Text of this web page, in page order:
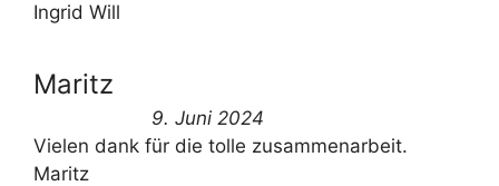
Ingrid Will
Maritz
9. Juni 2024
Vielen dank für die tolle zusammenarbeit.
Maritz